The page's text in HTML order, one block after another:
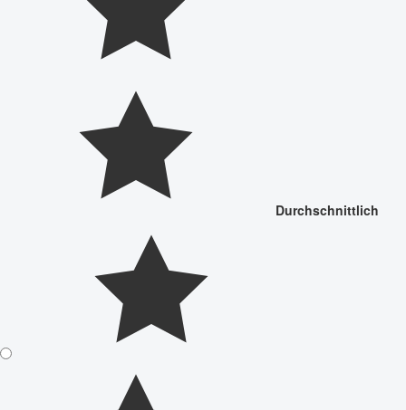
Durchschnittlich